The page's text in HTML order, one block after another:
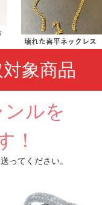
壊れた喜平ネックレス
象商品
ルを
！
ってください。